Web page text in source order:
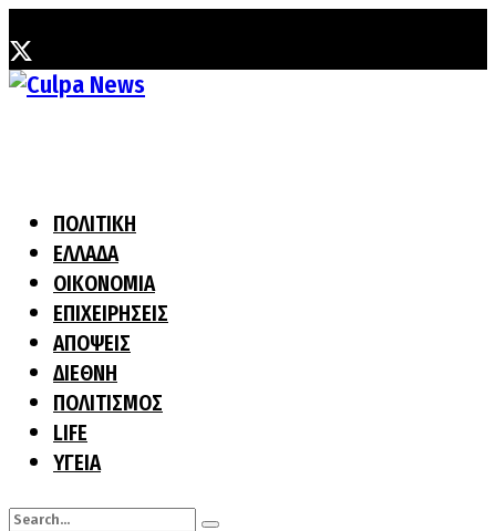
ΠΟΛΙΤΙΚΗ
ΕΛΛΑΔΑ
ΟΙΚΟΝΟΜΙΑ
ΕΠΙΧΕΙΡΗΣΕΙΣ
ΑΠΟΨΕΙΣ
ΔΙΕΘΝΗ
ΠΟΛΙΤΙΣΜΟΣ
LIFE
ΥΓΕΙΑ